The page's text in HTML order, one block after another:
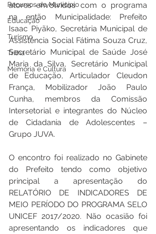
Recursos do Município
Educação
Turismo
Trilha
Memória e Cultura
atores envolvidos com o programa
na então Municipalidade: Prefeito
Isaac Piyãko, Secretária Municipal de
Assistência Social Fátima Souza Cruz,
Secretário Municipal de Saúde José
Maria da Silva, Secretário Municipal
de Educação, Articulador Cleudon
França, Mobilizador João Paulo
Cunha, membros da Comissão
Intersetorial e integrantes do Núcleo
de Cidadania de Adolescentes –
Grupo JUVA.
O encontro foi realizado no Gabinete
do Prefeito tendo como objetivo
principal a apresentação do
RELATÓRIO DE INDICADORES DE
MEIO PERÍODO DO PROGRAMA SELO
UNICEF 2017/2020. Não ocasião foi
apresentando os indicadores que